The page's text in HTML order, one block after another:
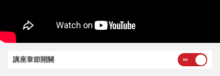
講座章節開關